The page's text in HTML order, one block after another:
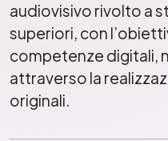
audiovisivo rivolto a
superiori, con
competenze digitali,
attraverso la
originali.